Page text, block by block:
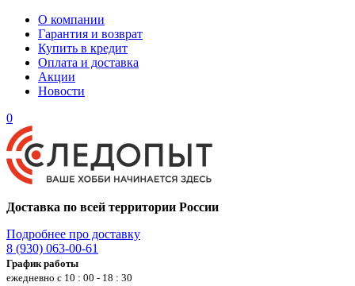
О компании
Гарантия и возврат
Купить в кредит
Оплата и доставка
Акции
Новости
0
Доставка по всей территории России
Подробнее про доставку
8 (930) 063-00-61
График работы
ежедневно с 10 : 00 - 18 : 30